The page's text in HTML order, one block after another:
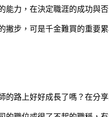
力，在決定職涯的成功與
步，可是千金難買的重
的路上好好成長了嗎？在分